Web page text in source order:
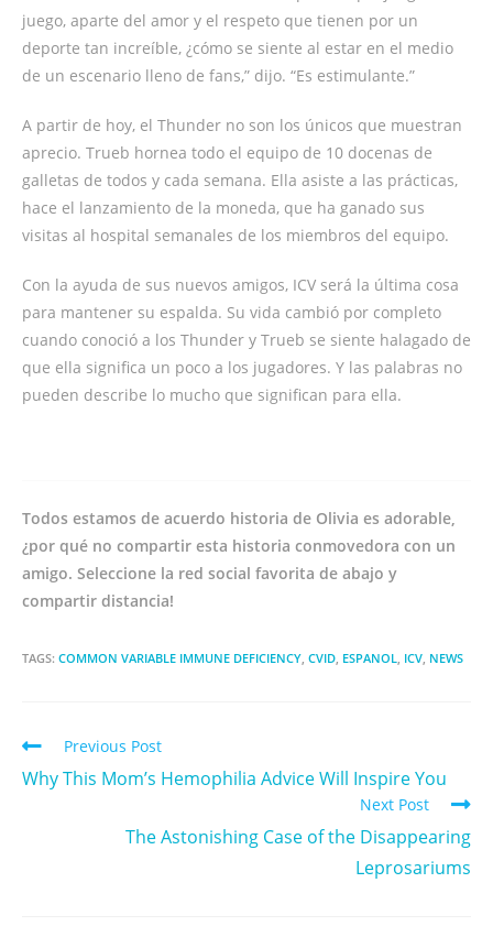
juego, aparte del amor y el respeto que tienen por un
deporte tan increíble, ¿cómo se siente al estar en el medio
de un escenario lleno de fans,” dijo. “Es estimulante.”
A partir de hoy, el Thunder no son los únicos que muestran
aprecio. Trueb hornea todo el equipo de 10 docenas de
galletas de todos y cada semana. Ella asiste a las prácticas,
hace el lanzamiento de la moneda, que ha ganado sus
visitas al hospital semanales de los miembros del equipo.
Con la ayuda de sus nuevos amigos, ICV será la última cosa
para mantener su espalda. Su vida cambió por completo
cuando conoció a los Thunder y Trueb se siente halagado de
que ella significa un poco a los jugadores. Y las palabras no
pueden describe lo mucho que significan para ella.
Todos estamos de acuerdo historia de Olivia es adorable,
¿por qué no compartir esta historia conmovedora con un
amigo. Seleccione la red social favorita de abajo y
compartir distancia!
TAGS: COMMON VARIABLE IMMUNE DEFICIENCY CVID ESPANOL ICV NEWS
Previous Post
Why This Mom’s Hemophilia Advice Will Inspire You
Next Post
The Astonishing Case of the Disappearing
Leprosariums